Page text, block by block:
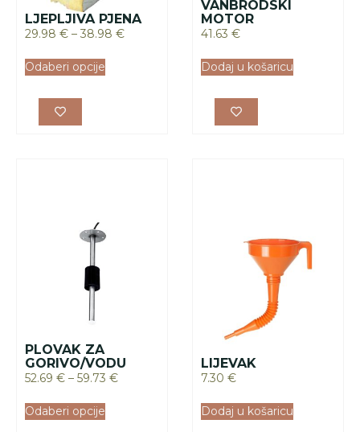
LJEPLJIVA PJENA
29.98 € – 38.98 €
Odaberi opcije
VANBRODSKI
MOTOR
41.63 €
Dodaj u košaricu
PLOVAK ZA
GORIVO/VODU
52.69 € – 59.73 €
Odaberi opcije
LIJEVAK
7.30 €
Dodaj u košaricu